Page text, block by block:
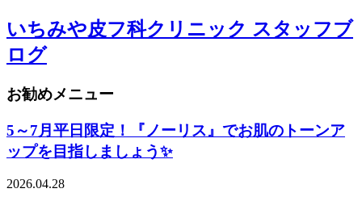
いちみや皮フ科クリニック スタッフブ
ログ
お勧めメニュー
5～7月平日限定！『ノーリス』でお肌のトーンア
ップを目指しましょう✨
2026.04.28